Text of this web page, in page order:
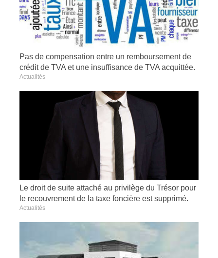
Pas de compensation entre un remboursement de
crédit de TVA et une insuffisance de TVA acquittée.
Actualités
Le droit de suite attaché au privilège du Trésor pour
le recouvrement de la taxe foncière est supprimé.
Actualités